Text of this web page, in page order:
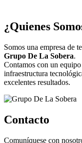
¿Quienes
Somos una empresa de
Grupo De La Sobera.
Contamos con un
infraestructura
excelentes resultados.
Contacto
Comuníquese con